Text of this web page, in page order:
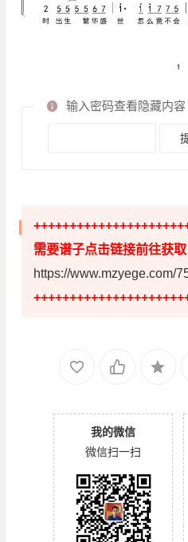
输入密码查看隐藏内容
需要谱子点击链接前往获取
https://www.mzyege.com/
我的微信
微信扫一扫